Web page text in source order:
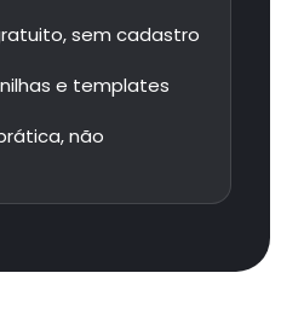
sem cadastro
e templates
não